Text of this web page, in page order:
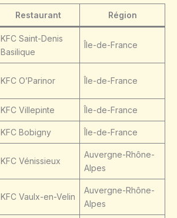
Restaurant Région
KFC Saint-Denis
Basilique
Île-de-France
KFC O’Parinor Île-de-France
KFC Villepinte Île-de-France
KFC Bobigny Île-de-France
KFC Vénissieux
Auvergne-Rhône-
Alpes
KFC Vaulx-en-Velin
Auvergne-Rhône-
Alpes